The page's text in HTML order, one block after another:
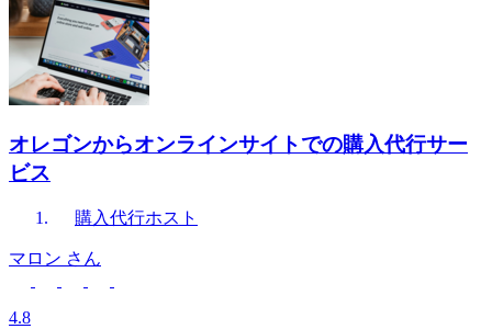
オレゴンからオンラインサイトでの購入代行サー
ビス
購入代行ホスト
マロン さん
4.8